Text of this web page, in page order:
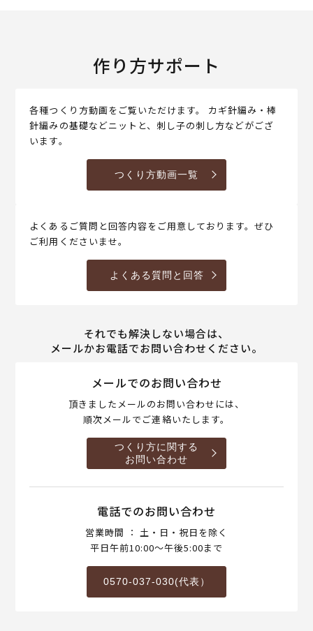
作り方サポート
各種つくり方動画をご覧いただけます。 カギ針編み・棒
針編みの基礎などニットと、刺し子の刺し方などがござ
います。
つくり方動画一覧
よくあるご質問と回答内容をご用意しております。ぜひ
ご利用くださいませ。
よくある質問と回答
それでも解決しない場合は、
メールかお電話でお問い合わせください。
メールでのお問い合わせ
頂きましたメールのお問い合わせには、
順次メールでご連絡いたします。
つくり方に関する
お問い合わせ
電話でのお問い合わせ
営業時間 ： 土・日・祝日を除く
平日午前10:00～午後5:00まで
0570-037-030(代表）